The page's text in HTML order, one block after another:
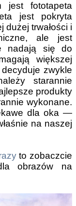
jest fototapeta
jest pokryta
dużej trwałości i
ale jest
nadają się do
większej
decyduje zwykle
starannie
produkty
wykonane.
dla oka —
na naszej
to zobaczcie
obrazów na